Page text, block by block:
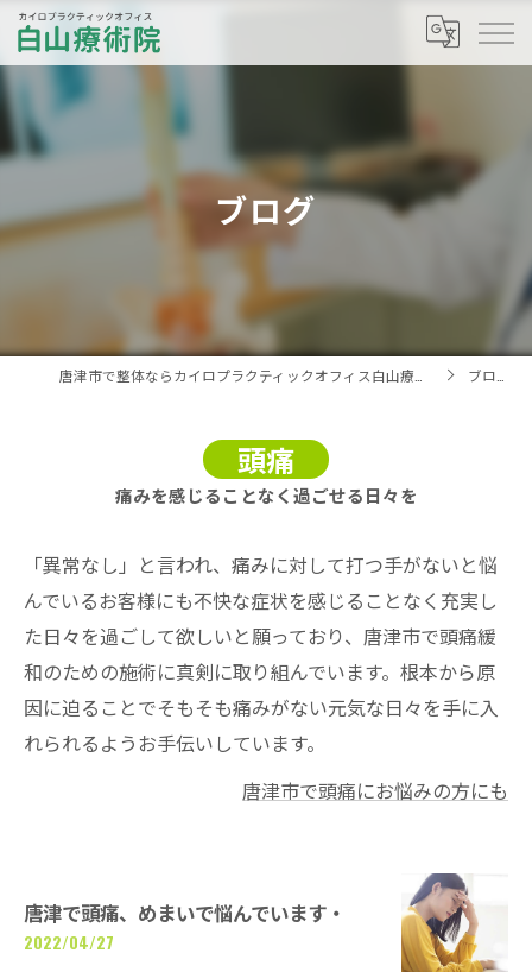
ブログ
ブログ
頭痛
痛みを感じることなく過ごせる日々を
「異常なし」と言われ、痛みに対して打つ手がないと悩
んでいるお客様にも不快な症状を感じることなく充実し
た日々を過ごして欲しいと願っており、唐津市で頭痛緩
和のための施術に真剣に取り組んでいます。根本から原
因に迫ることでそもそも痛みがない元気な日々を手に入
れられるようお手伝いしています。
唐津市で頭痛にお悩みの方にも
唐津で頭痛、めまいで悩んでいます・
2022/04/27